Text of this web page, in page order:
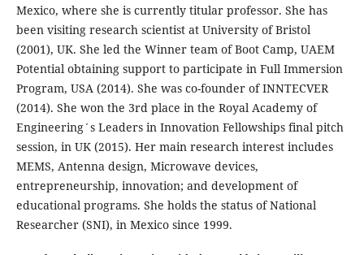
Mexico, where she is currently titular professor. She has
been visiting research scientist at University of Bristol
(2001), UK. She led the Winner team of Boot Camp, UAEM
Potential obtaining support to participate in Full Immersion
Program, USA (2014). She was co-founder of INNTECVER
(2014). She won the 3rd place in the Royal Academy of
Engineering´s Leaders in Innovation Fellowships final pitch
session, in UK (2015). Her main research interest includes
MEMS, Antenna design, Microwave devices,
entrepreneurship, innovation; and development of
educational programs. She holds the status of National
Researcher (SNI), in Mexico since 1999.